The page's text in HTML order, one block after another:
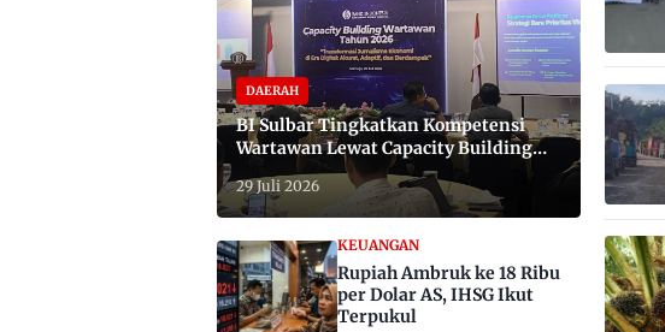
DAERAH
BI Sulbar Tingkatkan Kompetensi
Wartawan Lewat Capacity Building
29 Juli 2026
KEUANGAN
Rupiah Ambruk ke 18 Ribu
per Dolar AS, IHSG Ikut
Terpukul